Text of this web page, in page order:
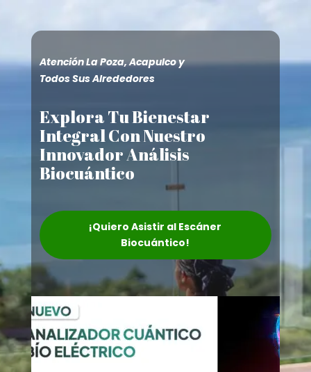
Atención La Poza, Acapulco y
Todos Sus Alrededores
Explora Tu Bienestar
Integral Con Nuestro
Innovador Análisis
Biocuántico
¡Quiero Asistir al Escáner
Biocuántico!